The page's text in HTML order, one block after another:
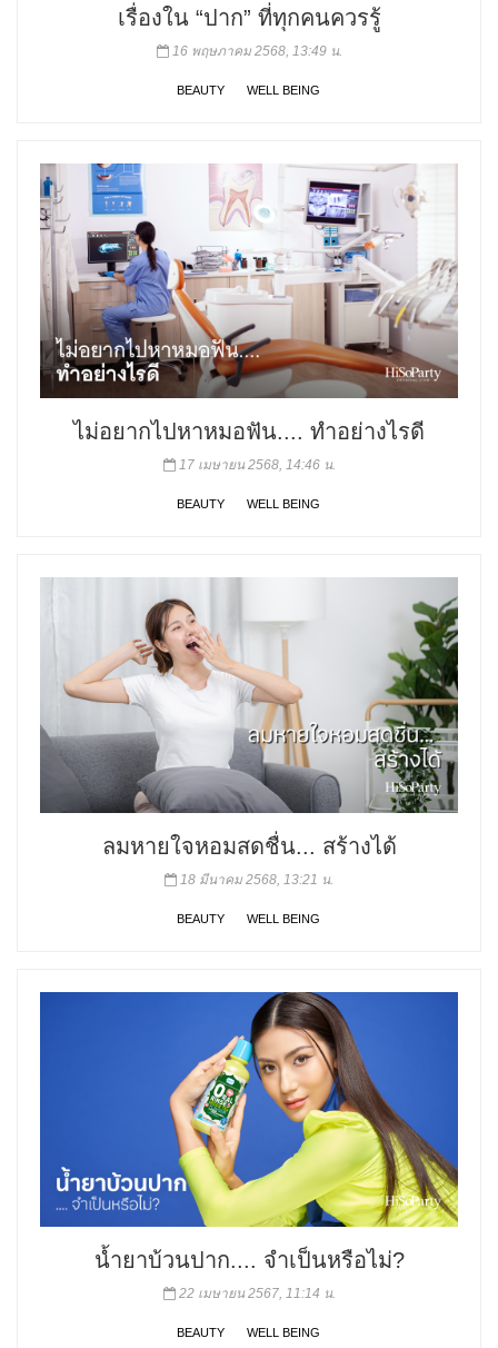
เรื่องใน “ปาก” ที่ทุกคนควรรู้
16 พฤษภาคม 2568, 13:49 น.
BEAUTY WELL BEING
ไม่อยากไปหาหมอฟัน.... ทำอย่างไรดี
17 เมษายน 2568, 14:46 น.
BEAUTY WELL BEING
ลมหายใจหอมสดชื่น... สร้างได้
18 มีนาคม 2568, 13:21 น.
BEAUTY WELL BEING
น้ำยาบ้วนปาก.... จำเป็นหรือไม่?
22 เมษายน 2567, 11:14 น.
BEAUTY WELL BEING